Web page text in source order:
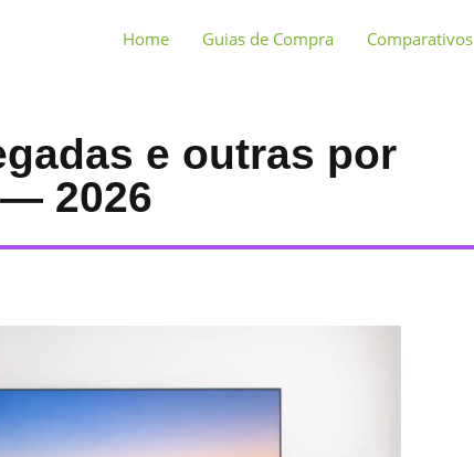
Home Guias de Compra Comparativos
e outras por
2026